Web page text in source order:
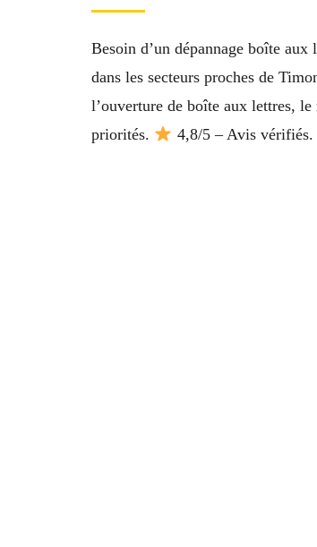
Besoin d’un dépannage boîte
dans les secteurs proches de
l’ouverture de boîte aux lettres,
priorités.
4,8/5 – Avis vérifiés.